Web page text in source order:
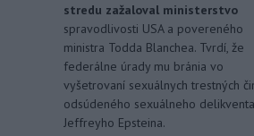
stredu zažaloval ministerstvo
spravodlivosti USA a povereného
ministra Todda Blanchea. Tvrdí, že
federálne úrady mu bránia vo
vyšetrovaní sexuálnych trestných
odsúdeného sexuálneho delikventa
Jeffreyho Epsteina.